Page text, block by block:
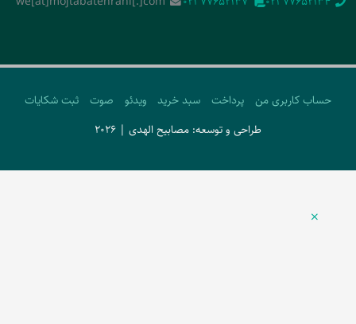
حساب کاربری من پرداخت سبد خرید ویدئو صوت
ثبت شکایات
طراحی و توسعه: مصابیح الهدی | 2026